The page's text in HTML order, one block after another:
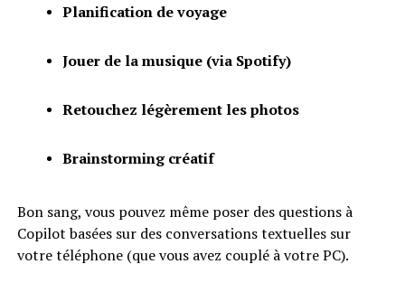
Planification de voyage
Jouer de la musique (via Spotify)
Retouchez légèrement les photos
Brainstorming créatif
Bon sang, vous pouvez même poser des questions à
Copilot basées sur des conversations textuelles sur
votre téléphone (que vous avez couplé à votre PC).